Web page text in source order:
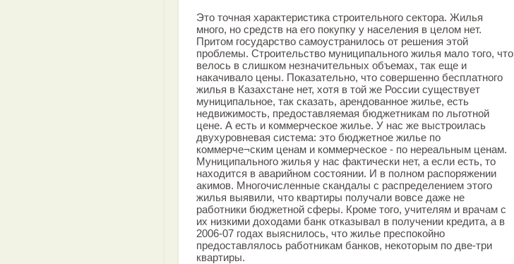
Это точная характеристика строительного сектора. Жилья
много, но средств на его покупку у населения в целом нет.
Притом государство самоустранилось от решения этой
проблемы. Строительство муниципального жилья мало того, что
велось в слишком незначительных объемах, так еще и
накачивало цены. Показательно, что совершенно бесплатного
жилья в Казахстане нет, хотя в той же России существует
муниципальное, так сказать, арендованное жилье, есть
недвижимость, предоставляемая бюджетникам по льготной
цене. А есть и коммерческое жилье. У нас же выстроилась
двухуровневая система: это бюджетное жилье по
коммерче¬ским ценам и коммерческое - по нереальным ценам.
Муниципального жилья у нас фактически нет, а если есть, то
находится в аварийном состоянии. И в полном распоряжении
акимов. Многочисленные скандалы с распределением этого
жилья выявили, что квартиры получали вовсе даже не
работники бюджетной сферы. Кроме того, учителям и врачам с
их низкими доходами банк отказывал в получении кредита, а в
2006-07 годах выяснилось, что жилье преспокойно
предоставлялось работникам банков, некоторым по две-три
квартиры.